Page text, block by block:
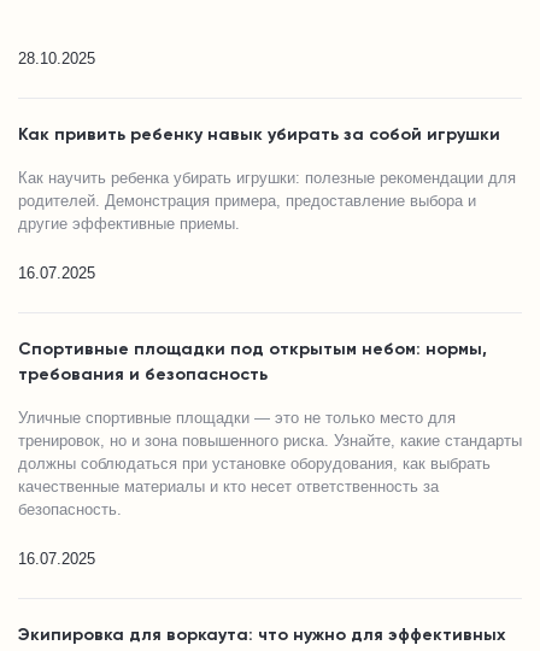
28.10.2025
Как привить ребенку навык убирать за собой игрушки
Как научить ребенка убирать игрушки: полезные рекомендации для
родителей. Демонстрация примера, предоставление выбора и
другие эффективные приемы.
16.07.2025
Спортивные площадки под открытым небом: нормы,
требования и безопасность
Уличные спортивные площадки — это не только место для
тренировок, но и зона повышенного риска. Узнайте, какие стандарты
должны соблюдаться при установке оборудования, как выбрать
качественные материалы и кто несет ответственность за
безопасность.
16.07.2025
Экипировка для воркаута: что нужно для эффективных